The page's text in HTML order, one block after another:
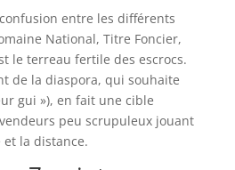
entre les différents
National, Titre Foncier,
le terreau fertile des escrocs.
de la diaspora, qui souhaite
gui »), en fait une cible
peu scrupuleux jouant
la distance.